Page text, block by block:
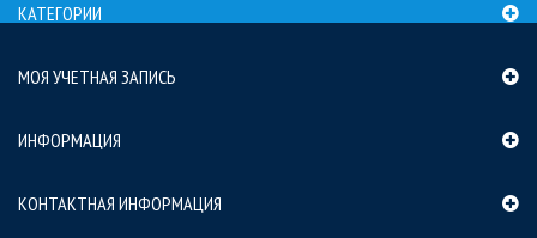
КАТЕГОРИИ
МОЯ УЧЕТНАЯ ЗАПИСЬ
ИНФОРМАЦИЯ
КОНТАКТНАЯ ИНФОРМАЦИЯ